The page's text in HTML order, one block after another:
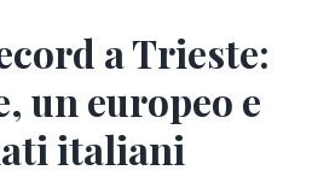
a Trieste:
un europeo e
italiani